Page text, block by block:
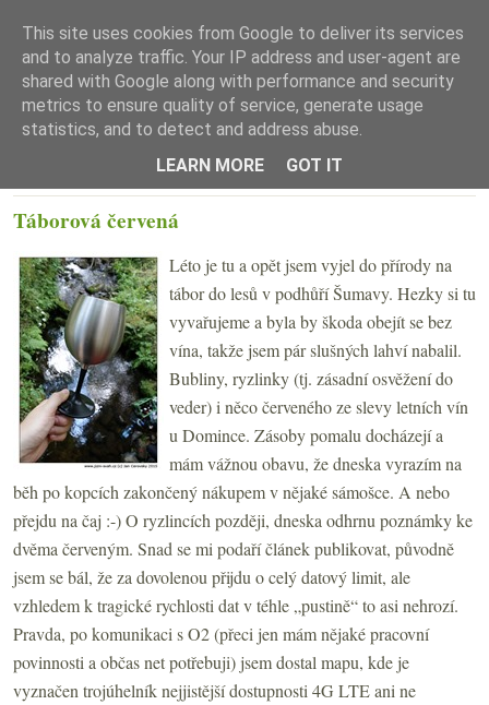
☰ Menu
Táborová červená
Léto je tu a opět jsem vyjel do přírody na
tábor do lesů v podhůří Šumavy. Hezky si tu
vyvařujeme a byla by škoda obejít se bez
vína, takže jsem pár slušných lahví nabalil.
Bubliny, ryzlinky (tj. zásadní osvěžení do
veder) i něco červeného ze slevy letních vín
u Domince. Zásoby pomalu docházejí a
mám vážnou obavu, že dneska vyrazím na
běh po kopcích zakončený nákupem v nějaké sámošce. A nebo
přejdu na čaj :-) O ryzlincích později, dneska odhrnu poznámky ke
dvěma červeným. Snad se mi podaří článek publikovat, původně
jsem se bál, že za dovolenou přijdu o celý datový limit, ale
vzhledem k tragické rychlosti dat v téhle „pustině“ to asi nehrozí.
Pravda, po komunikaci s O2 (přeci jen mám nějaké pracovní
povinnosti a občas net potřebuji) jsem dostal mapu, kde je
vyznačen trojúhelník nejjistější dostupnosti 4G LTE ani ne
This site uses cookies from Google to deliver its services
and to analyze traffic. Your IP address and user-agent are
shared with Google along with performance and security
metrics to ensure quality of service, generate usage
statistics, and to detect and address abuse.
LEARN MORE
GOT IT